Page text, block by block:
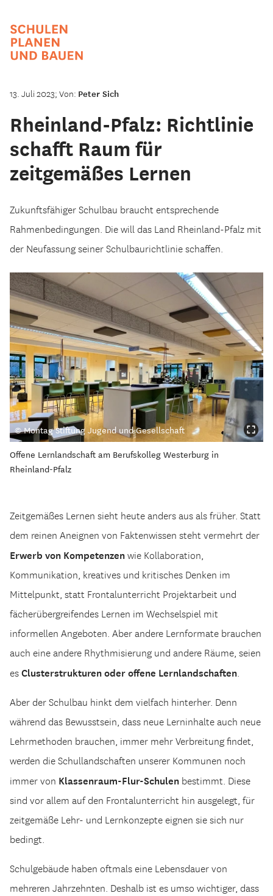
13. Juli 2023; Von: Peter Sich
Rheinland-Pfalz: Richtlinie
schafft Raum für
zeitgemäßes Lernen
Zukunftsfähiger Schulbau braucht entsprechende
Rahmenbedingungen. Die will das Land Rheinland-Pfalz mit
der Neufassung seiner Schulbaurichtlinie schaffen.
© Montag Stiftung Jugend und Gesellschaft
Offene Lernlandschaft am Berufskolleg Westerburg in
Rheinland-Pfalz
Zeitgemäßes Lernen sieht heute anders aus als früher. Statt
dem reinen Aneignen von Faktenwissen steht vermehrt der
Erwerb von Kompetenzenwie Kollaboration,
Kommunikation, kreatives und kritisches Denken im
Mittelpunkt, statt Frontalunterricht Projektarbeit und
fächerübergreifendes Lernen im Wechselspiel mit
informellen Angeboten. Aber andere Lernformate brauchen
auch eine andere Rhythmisierung und andere Räume, seien
esClusterstrukturen oder offene Lernlandschaften
Aber der Schulbau hinkt dem vielfach hinterher. Denn
während das Bewusstsein, dass neue Lerninhalte auch neue
Lehrmethoden brauchen, immer mehr Verbreitung findet,
werden die Schullandschaften unserer Kommunen noch
immer von Klassenraum-Flur-Schulen bestimmt. Diese
sind vor allem auf den Frontalunterricht hin ausgelegt, für
zeitgemäße Lehr- und Lernkonzepte eignen sie sich nur
bedingt.
Schulgebäude haben oftmals eine Lebensdauer von
mehreren Jahrzehnten. Deshalb ist es umso wichtiger, dass